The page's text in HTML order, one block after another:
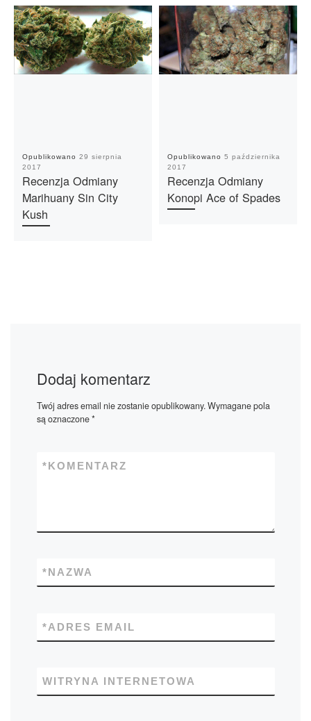
Opublikowano 29 sierpnia
2017
Recenzja Odmiany
Marihuany Sin City
Kush
Opublikowano 5 października
2017
Recenzja Odmiany
Konopi Ace of Spades
Dodaj komentarz
Twój adres email nie zostanie opublikowany.Wymagane pola
są oznaczone*
KOMENTARZ
*
NAZWA
*
ADRES EMAIL
*
WITRYNA INTERNETOWA